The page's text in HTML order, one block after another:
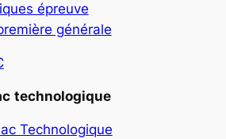
épreuve
générale
technologique
Technologique